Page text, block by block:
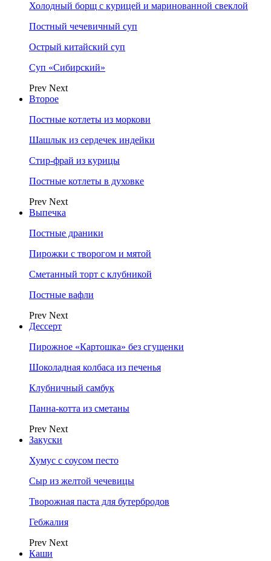
Холодный борщ с курицей и маринованной свеклой
Постный чечевичный суп
Острый китайский суп
Суп «Сибирский»
Prev Next
Второе
Постные котлеты из моркови
Шашлык из сердечек индейки
Стир-фрай из курицы
Постные котлеты в духовке
Prev Next
Выпечка
Постные драники
Пирожки с творогом и мятой
Сметанный торт с клубникой
Постные вафли
Prev Next
Дессерт
Пирожное «Картошка» без сгущенки
Шоколадная колбаса из печенья
Клубничный самбук
Панна-котта из сметаны
Prev Next
Закуски
Хумус с соусом песто
Сыр из желтой чечевицы
Творожная паста для бутербродов
Гебжалия
Prev Next
Каши